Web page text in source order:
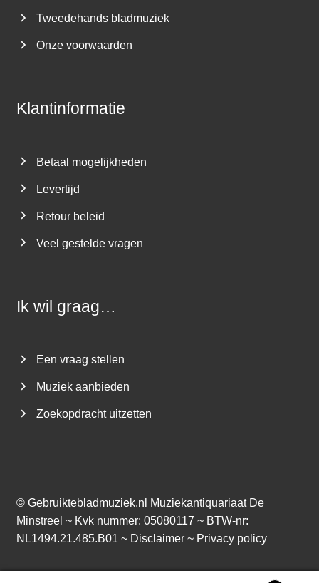
Tweedehands bladmuziek
Onze voorwaarden
Klantinformatie
Betaal mogelijkheden
Levertijd
Retour beleid
Veel gestelde vragen
Ik wil graag…
Een vraag stellen
Muziek aanbieden
Zoekopdracht uitzetten
© Gebruiktebladmuziek.nl
Muziekantiquariaat De
Minstreel ~ Kvk nummer: 05080117 ~ BTW-nr:
NL1494.21.485.B01 ~ Disclaimer~ Privacy policy